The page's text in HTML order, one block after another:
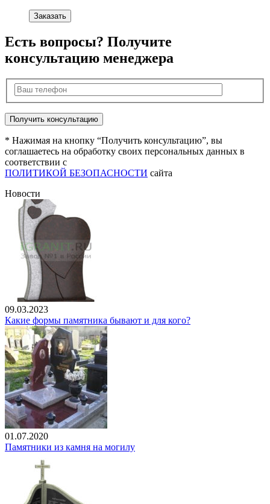
Заказать
Есть вопросы? Получите
консультацию менеджера
* Нажимая на кнопку “Получить консультацию”, вы
соглашаетесь на обработку своих персональных данных в
соответствии с
ПОЛИТИКОЙ БЕЗОПАСНОСТИ сайта
Новости
09.03.2023
Какие формы памятника бывают и для кого?
01.07.2020
Памятники из камня на могилу